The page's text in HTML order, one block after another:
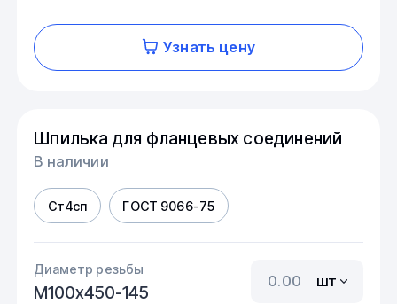
Узнать цену
Шпилька для фланцевых соединений
В наличии
Ст4сп ГОСТ 9066-75
Диаметр резьбы
М100х450-145
шт